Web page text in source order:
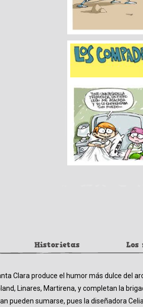
Historietas Los
Clara produce el humor más dulce del
Linares, Martirena, y completan la
pueden sumarse, pues la diseñadora